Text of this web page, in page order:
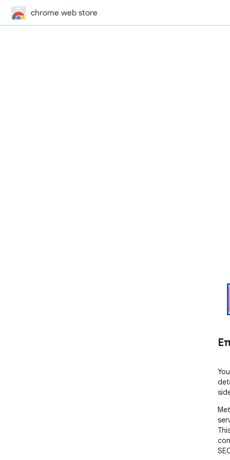
chrome web store